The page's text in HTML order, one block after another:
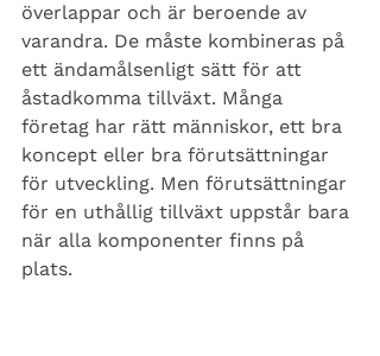
överlappar och är beroende av
varandra. De måste kombineras på
ett ändamålsenligt sätt för att
åstadkomma tillväxt. Många
företag har rätt människor, ett bra
koncept eller bra förutsättningar
för utveckling. Men förutsättningar
för en uthållig tillväxt uppstår bara
när alla komponenter finns på
plats.